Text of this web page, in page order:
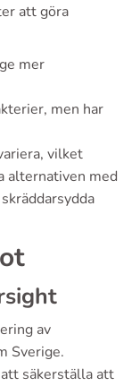
att göra
mer
men har
vilket
alternativen med
av
Sverige.
säkerställa att